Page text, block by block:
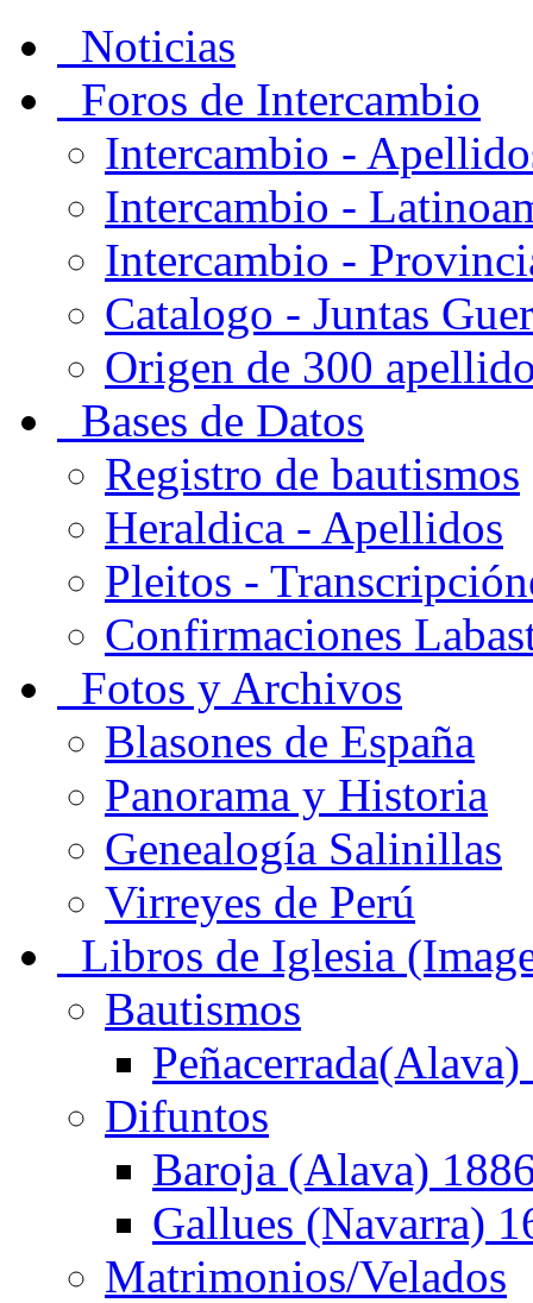
Noticias
Foros de Intercambio
Intercambio -
Intercambio -
Intercambio -
Catalogo - Juntas
Origen de 300
Bases de Datos
Registro de bautismos
Heraldica - Apellidos
Pleitos -
Confirmaciones
Fotos y Archivos
Blasones de España
Panorama y Historia
Genealogía Salinillas
Virreyes de Perú
Libros de Iglesia
Bautismos
Difuntos
Baroja (Alava)
Gallues (Navarra)
Matrimonios/Velados